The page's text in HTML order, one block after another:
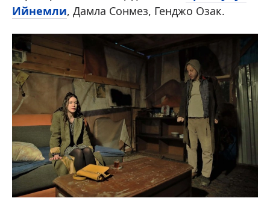
Ийнемли, Дамла Сонмез, Генджо Озак.